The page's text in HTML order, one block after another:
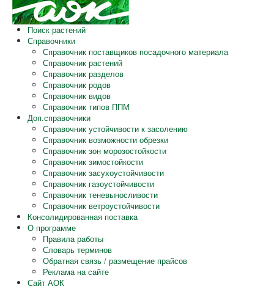
Поиск растений
Справочники
Справочник поставщиков посадочного материала
Справочник растений
Справочник разделов
Справочник родов
Справочник видов
Справочник типов ППМ
Доп.справочники
Справочник устойчивости к засолению
Справочник возможности обрезки
Справочник зон морозостойкости
Справочник зимостойкости
Справочник засухоустойчивости
Справочник газоустойчивости
Справочник теневыносливости
Справочник ветроустойчивости
Консолидированная поставка
О программе
Правила работы
Словарь терминов
Обратная связь / размещение прайсов
Реклама на сайте
Сайт АОК